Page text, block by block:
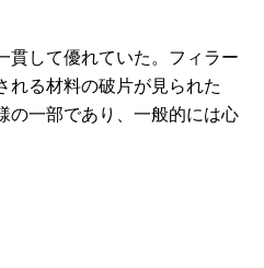
貫して優れていた。フィラー
れる材料の破片が見られた
の一部であり、一般的には心